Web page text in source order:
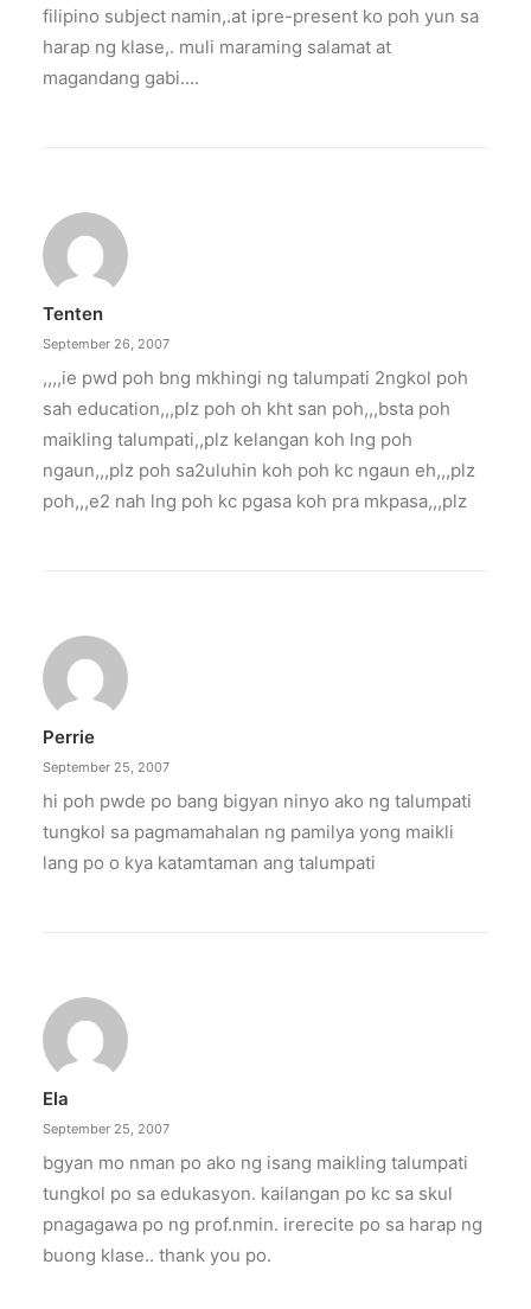
filipino subject namin,.at ipre-present ko poh yun sa
harap ng klase,. muli maraming salamat at
magandang gabi….
Tenten
September 26, 2007
,,,,ie pwd poh bng mkhingi ng talumpati 2ngkol poh
sah education,,,plz poh oh kht san poh,,,bsta poh
maikling talumpati,,plz kelangan koh lng poh
ngaun,,,plz poh sa2uluhin koh poh kc ngaun eh,,,plz
poh,,,e2 nah lng poh kc pgasa koh pra mkpasa,,,plz
Perrie
September 25, 2007
hi poh pwde po bang bigyan ninyo ako ng talumpati
tungkol sa pagmamahalan ng pamilya yong maikli
lang po o kya katamtaman ang talumpati
Ela
September 25, 2007
bgyan mo nman po ako ng isang maikling talumpati
tungkol po sa edukasyon. kailangan po kc sa skul
pnagagawa po ng prof.nmin. irerecite po sa harap ng
buong klase.. thank you po.